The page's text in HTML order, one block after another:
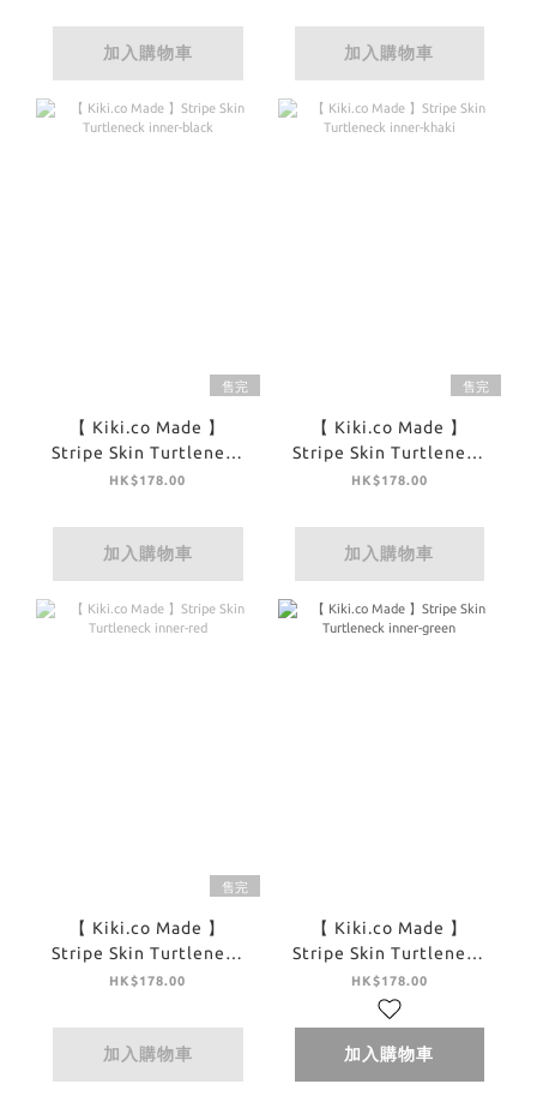
加入購物車 加入購物車
售完
【 Kiki.co Made 】
Stripe Skin Turtleneck
inner-black
HK$178.00
加入購物車
售完
【 Kiki.co Made 】
Stripe Skin Turtleneck
inner-khaki
HK$178.00
加入購物車
售完
【 Kiki.co Made 】
Stripe Skin Turtleneck
inner-red
HK$178.00
加入購物車
【 Kiki.co Made 】
Stripe Skin Turtleneck
inner-green
HK$178.00
加入購物車